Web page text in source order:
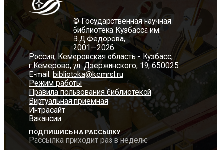
© Государственная научная
библиотека Кузбасса им.
В.Д.Федорова,
2001—2026
Россия, Кемеровская область - Кузбасс,
г.Кемерово, ул. Дзержинского, 19, 650025
E-mail: biblioteka@kemrsl.ru
Режим работы
Правила пользования библиотекой
Виртуальная приемная
Интрасайт
Вакансии
ПОДПИШИСЬ НА РАССЫЛКУ
Рассылка приходит раз в неделю